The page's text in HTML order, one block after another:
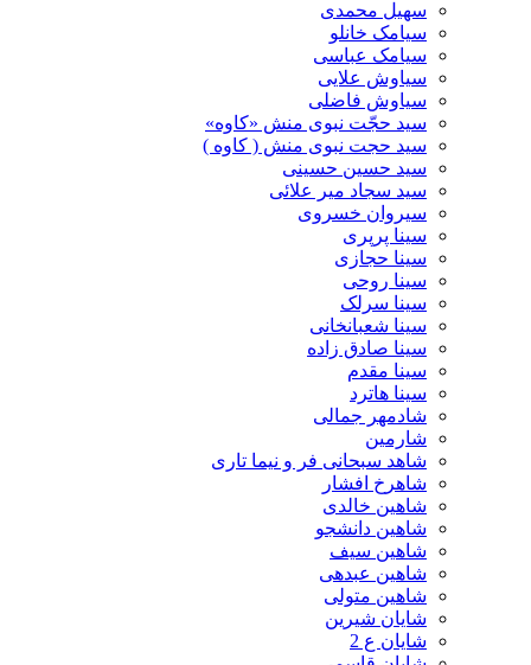
سهیل محمدی
سیامک خانلو
سیامک عباسی
سیاوش علایی
سیاوش فاضلی
سید حجّت نبوی منش «کاوه»
سید حجت نبوی منش ( کاوه )
سید حسین حسینى
سید سجاد میر علائی
سیروان خسروی
سینا پرپری
سینا حجازی
سینا روحی
سینا سرلک
سینا شعبانخانی
سینا صادق زاده
سینا مقدم
سینا هاترد
شادمهر جمالی
شارمین
شاهد سبحانی فر و نیما تاری
شاهرخ افشار
شاهین خالدی
شاهین دانشجو
شاهین سیف
شاهین عبدهی
شاهین متولی
شایان شیرین
شایان ع 2